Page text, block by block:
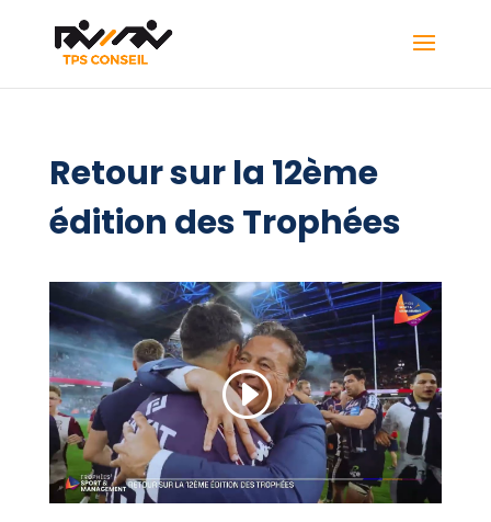
Retour sur la 12ème
édition des Trophées